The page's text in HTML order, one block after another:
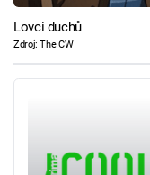
Lovci duchů
Zdroj: The CW